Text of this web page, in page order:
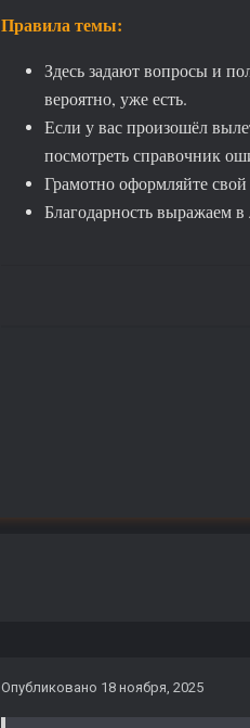
Правила темы:
Здесь задают вопросы и
вероятно, уже есть.
Если у вас произошёл
посмотреть справочник
Грамотно оформляйте свой
Благодарность выражаем
Опубликовано 18 ноября, 2025